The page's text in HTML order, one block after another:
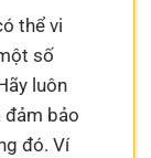
thể vi
số
luôn
đảm bảo
đó. Ví